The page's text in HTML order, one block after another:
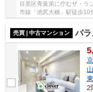
目黒区青葉第に佇むザ・ラ
市線「池尻大橋」駅徒歩10
売買 | 中古マンション
パ
2